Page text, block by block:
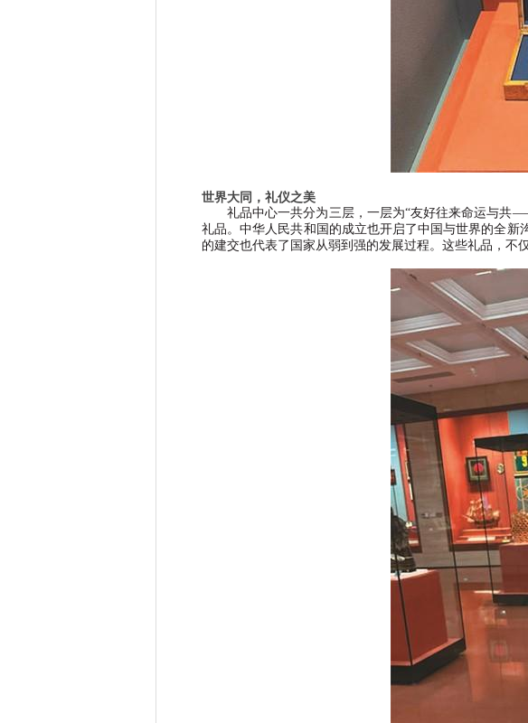
世界大同，礼仪之美
礼品中心一共分为三层，一层为“友好往来命运与共
礼品。中华人民共和国的成立也开启了中国与世界的全
的建交也代表了国家从弱到强的发展过程。这些礼品，不